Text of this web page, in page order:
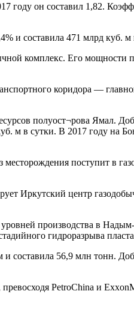
году он составил 1,82.
и составила 471 млрд куб. м
комплекс. Его
коридора —
полуост¬рова Ямал.
м в сутки. В 2017 году на
месторождения поступит в
Иркутский центр
производства в
гидроразрыва
составила 56,9 млн тонн.
PetroChina и